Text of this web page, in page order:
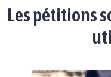
Les pétitions